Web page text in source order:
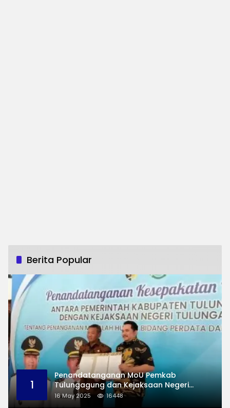
Berita Popular
1
Penandatanganan MoU Pemkab
Tulungagung dan Kejaksaan Negeri
Permasalahan Hukum
16 May 2025 16448